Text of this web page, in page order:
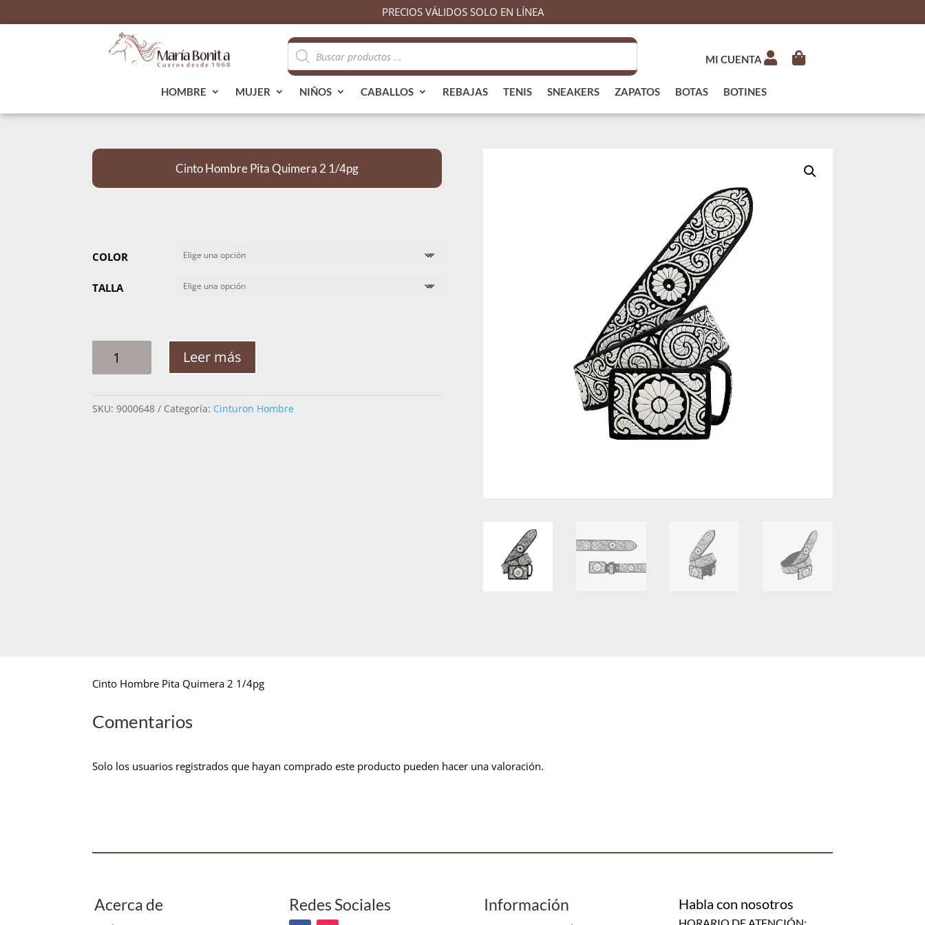
PRECIOS VÁLIDOS SOLO EN LÍNEA
Búsqueda
de
productos
MI CUENTA
HOMBRE MUJER NIÑOS CABALLOS REBAJAS TENIS SNEAKERS ZAPATOS BOTAS BOTINES
Cinto Hombre Pita Quimera 2 1/4pg
COLOR
TALLA
HOMBRE
2
Leer más
SKU:9000648 Categoría: Cinturon Hombre
Cinto Hombre Pita Quimera 2 1/4pg
Comentarios
Solo los usuarios registrados que hayan comprado este producto pueden hacer una valoración.
Acerca de Redes Sociales Información Habla con nosotros
HORARIO DE ATENCIÓN: